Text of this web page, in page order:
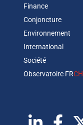
Finance
Conjoncture
Environnement
International
Société
Observatoire FRCH